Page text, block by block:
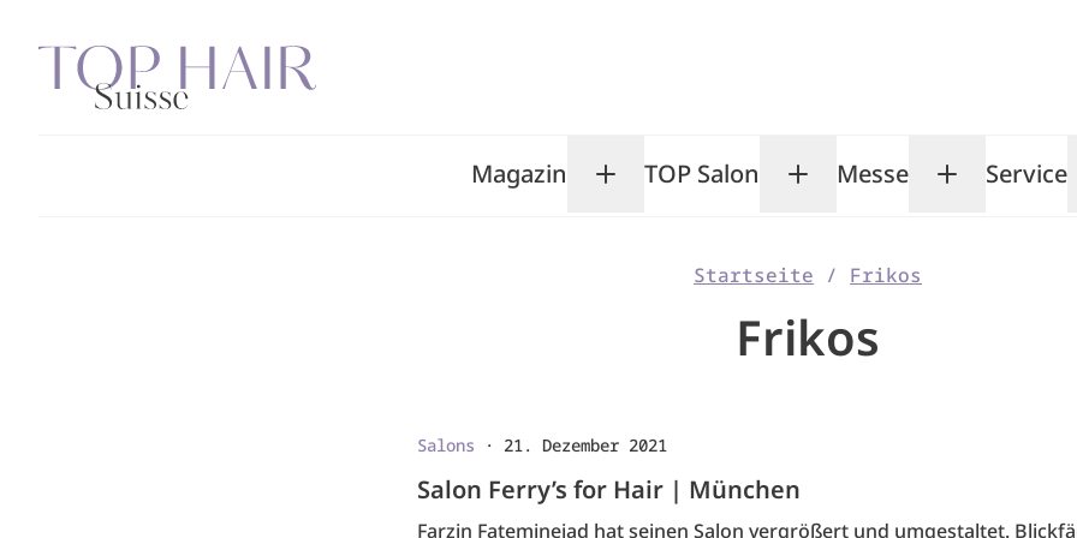
Inhalt
springen
Magazin Toggle Magazin submenu
TOP Salon Toggle TOP Salon
Messe ToggleService
Startseite / Frikos
Frikos
Salons · 21. Dezember 2021
Salon Ferry’s for Hair | München
Farzin Fateminejad hat seinen Salon vergrößert und umgestaltet.